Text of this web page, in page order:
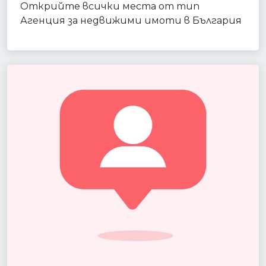
Открийте всички места от тип
Агенция за недвижими имоти в България